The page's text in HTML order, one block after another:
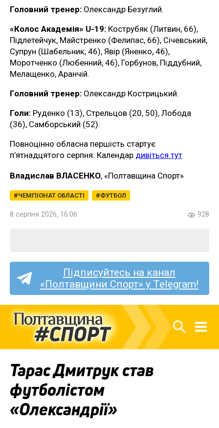
Головний тренер: Олександр Безуглий.
«Колос Академія» U-19: Кострубяк (Литвин, 66),
Підлетейчук, Майстренко (Фелипас, 66), Січевський,
Супрун (Шабельник, 46), Явір (Яненко, 46),
Моротченко (Любенний, 46), Горбунов, Піддубний,
Мелащенко, Аранчій.
Головний тренер: Олександр Кострицький.
Голи: Руденко (13), Стрельцов (20, 50), Лобода
(36), Самборський (52).
Повноцінно обласна першість стартує
п’ятнадцятого серпня. Календар дивіться тут
Владислав ВЛАСЕНКО, «Полтавщина Спорт»
ЧЕМПІОНАТ ОБЛАСТІ ФУТБОЛ
8 серпня 2026, 16:06 928
Підписуйтесь на канал
«Полтавщини Спорт» у Telegram!
Тарас Дмитрук став
футболістом
«Олександрії»